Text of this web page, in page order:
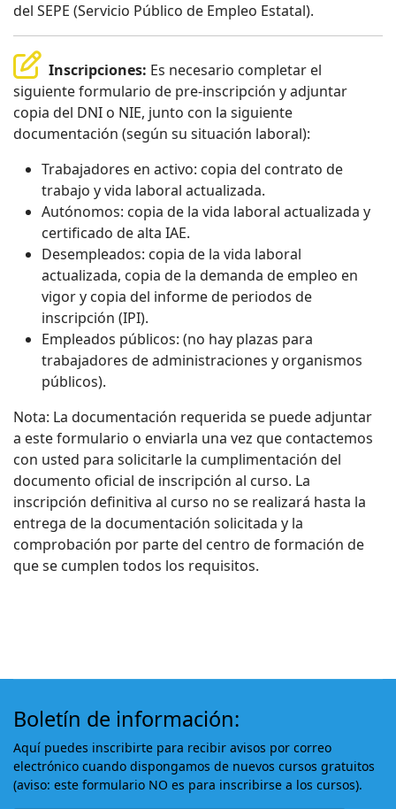
del SEPE (Servicio Público de Empleo Estatal).
Inscripciones: Es necesario completar el
siguiente formulario de pre-inscripción y adjuntar
copia del DNI o NIE, junto con la siguiente
documentación (según su situación laboral):
Trabajadores en activo: copia del contrato de
trabajo y vida laboral actualizada.
Autónomos: copia de la vida laboral actualizada y
certificado de alta IAE.
Desempleados: copia de la vida laboral
actualizada, copia de la demanda de empleo en
vigor y copia del informe de periodos de
inscripción (IPI).
Empleados públicos: (no hay plazas para
trabajadores de administraciones y organismos
públicos).
Nota: La documentación requerida se puede adjuntar
a este formulario o enviarla una vez que contactemos
con usted para solicitarle la cumplimentación del
documento oficial de inscripción al curso. La
inscripción definitiva al curso no se realizará hasta la
entrega de la documentación solicitada y la
comprobación por parte del centro de formación de
que se cumplen todos los requisitos.
Boletín de información:
Aquí puedes inscribirte para recibir avisos por correo
electrónico cuando dispongamos de nuevos cursos gratuitos
(aviso: este formulario NO es para inscribirse a los cursos).